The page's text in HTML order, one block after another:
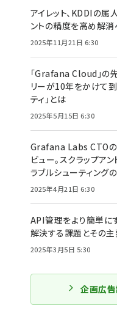
アイレット、KDDIの
ントの精度を高め解消
2025年11月21日 6:30
「Grafana Cloud」の
リーが10年をかけて
ティ」とは
2025年5月15日 6:30
Grafana Labs CTO
ビュー。スクラップア
ラブルシューティング
2025年4月21日 6:30
API管理をより簡単に
解決する課題とその
2025年3月5日 5:30
企画広告